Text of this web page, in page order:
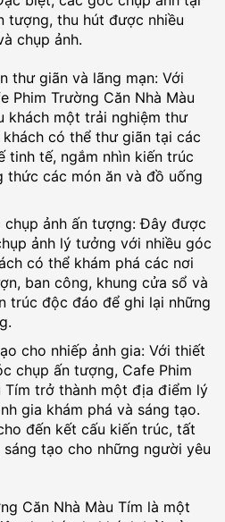
tượng, thu hút được nhiều
chụp ảnh.
thư giãn và lãng mạn: Với
Phim Trường Căn Nhà Màu
khách một trải nghiệm thư
có thể thư giãn tại các
tinh tế, ngắm nhìn kiến trúc
thức các món ăn và đồ uống
chụp ảnh ấn tượng: Đây được
ảnh lý tưởng với nhiều góc
có thể khám phá các nơi
ban công, khung cửa sổ và
trúc độc đáo để ghi lại những
cho nhiếp ảnh gia: Với thiết
chụp ấn tượng, Cafe Phim
Tím trở thành một địa điểm lý
gia khám phá và sáng tạo.
đến kết cấu kiến trúc, tất
tạo cho những người yêu
Căn Nhà Màu Tím là một